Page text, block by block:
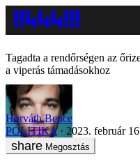
Tagadta a rendőrségen az
a viperás támadásokhoz
Horváth Bence
POLITIKA
2023. február
Megosztás